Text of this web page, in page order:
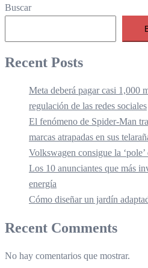
Buscar
Recent Posts
Meta deberá pagar casi 1,000
regulación de las redes sociales
El fenómeno de Spider-Man
marcas atrapadas en sus
Volkswagen consigue la
Los 10 anunciantes que más
energía
Cómo diseñar un jardín
Recent Comments
No hay comentarios que mostrar.